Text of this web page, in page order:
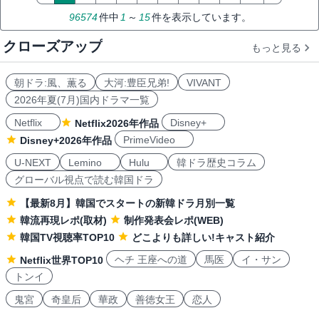
96574件中1 ～ 15件を表示しています。
クローズアップ もっと見る
朝ドラ:風、薫る 大河:豊臣兄弟!
VIVANT
2026年夏(7月)国内ドラマ一覧
Netflix
Netflix2026年作品
Disney+
Disney+2026年作品
PrimeVideo
U-NEXT
Lemino Hulu
韓ドラ歴史コラム
グローバル視点で読む韓国ドラ
【最新8月】韓国でスタートの新韓ドラ月別一覧
韓流再現レポ(取材)
制作発表会レポ(WEB)
韓国TV視聴率TOP10
どこよりも詳しい!キャスト紹介
Netflix世界TOP10
ヘチ 王座への道 馬医
イ・サン
トンイ
鬼宮
奇皇后 華政 善徳女王 恋人